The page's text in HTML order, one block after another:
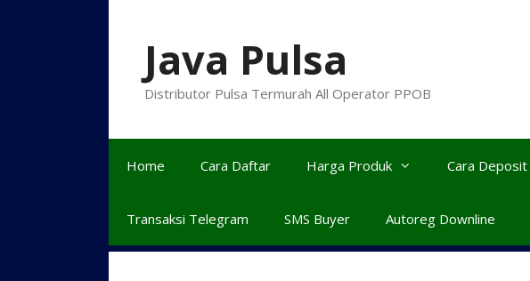
Java Pulsa
Distributor Pulsa Termurah All Operator PPOB
Home Cara Daftar Harga Produk Cara Deposit
Transaksi Telegram SMS Buyer Autoreg Downline